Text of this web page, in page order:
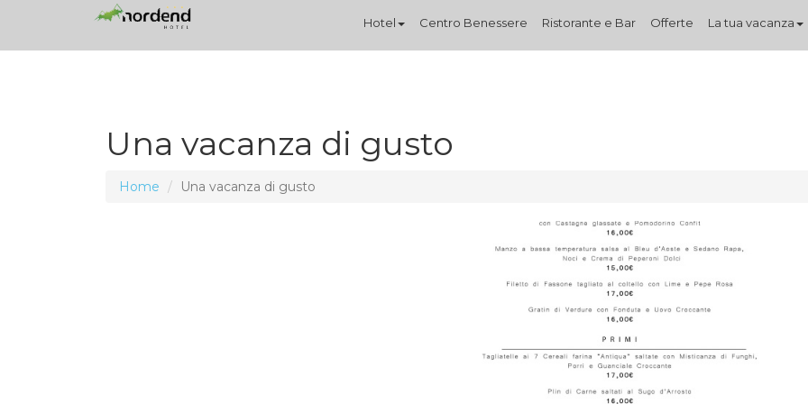
Hotel Centro Benessere Ristorante e Bar Offerte La tua vacanza
Una vacanza di gusto
Home Una vacanza di gusto